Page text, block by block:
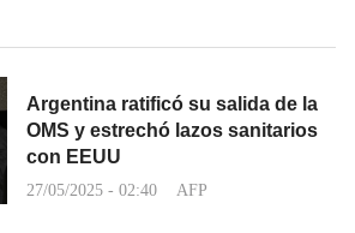
Argentina ratificó su salida de la
OMS y estrechó lazos sanitarios
con EEUU
27/05/2025 - 02:40 AFP